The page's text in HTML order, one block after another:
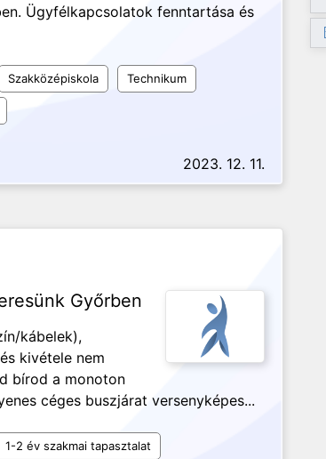
Ügyfélkapcsolatok fenntartása és
Szakközépiskola Technikum
2023. 12. 11.
Győrben
kábelek),
kivétele nem
bírod a monoton
céges buszjárat versenyképes...
1-2 év szakmai tapasztalat